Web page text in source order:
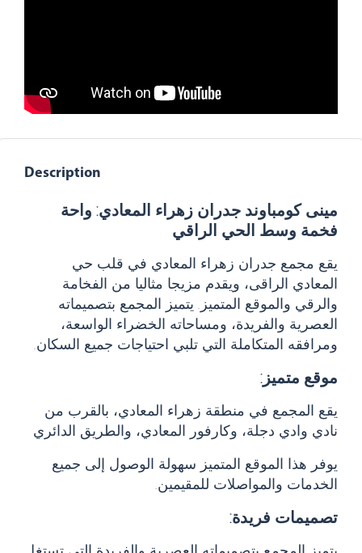
Description
مينى كومباوند جدران زهراء المعادي: واحة
فخمة وسط الحي الراقي
يقع مجمع جدران زهراء المعادي في قلب حي
المعادي الراقى، ويقدم مزيجا مثاليا من الفخامة
والرقي والموقع المتميز. يتميز المجمع بتصميماته
العصرية والفريدة، ومساحاته الخضراء الواسعة،
ومرافقه المتكاملة التي تلبي احتياجات جميع السكان.
موقع متميز:
يقع المجمع في منطقة زهراء المعادي، بالقرب من
نادي وادي دجلة، وكارفور المعادي، والطريق الدائري
يوفر هذا الموقع المتميز سهولة الوصول إلى جميع
الخدمات والمواصلات للمقيمين.
تصميمات فريدة: